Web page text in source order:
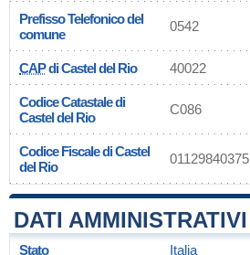
Prefisso Telefonico del
comune
0542
CAPdi Castel del Rio 40022
Codice Catastale di
Castel del Rio
C086
Codice Fiscale di Castel
del Rio
01129840375
DATI AMMINISTRATIVI
Stato Italia